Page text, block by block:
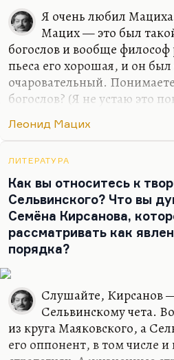
Я очень любил
Мацих — это был
богослов и вообще
пьеса его хорошая, и он был
очаровательный.
богослов? (Я не устаю это
врача больному становится
Боге должны отступать, вы
что Он есть. Я помню, как я
ли у него ощущение диалога
«Если вы имеете в виду
сомневайтесь». Да,
стариком. Мацих был очень
настоящий свидетель о…
Леонид Мацих
ЛИТЕРАТУРА
Как вы относитесь к
Сельвинского? Что вы
Семёна Кирсанова,
рассматривать как
порядка?
Слушайте, Кирсанов
Сельвинскому чета.
из круга Маяковского, а
его оппонент, в том числе